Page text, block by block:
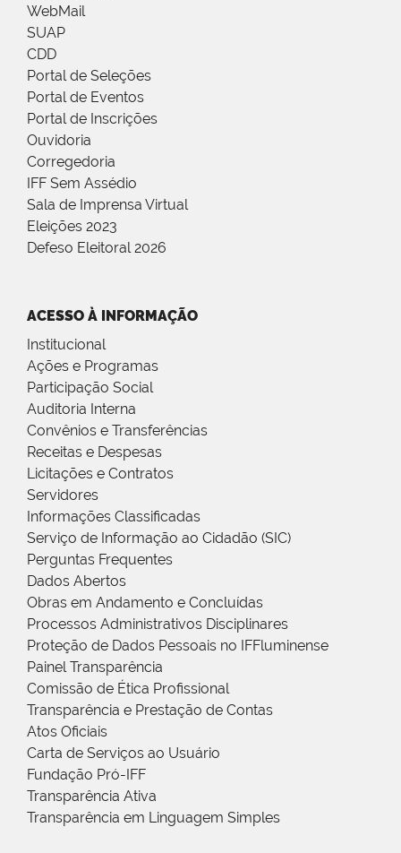
WebMail
SUAP
CDD
Portal de Seleções
Portal de Eventos
Portal de Inscrições
Ouvidoria
Corregedoria
IFF Sem Assédio
Sala de Imprensa Virtual
Eleições 2023
Defeso Eleitoral 2026
ACESSO À INFORMAÇÃO
Institucional
Ações e Programas
Participação Social
Auditoria Interna
Convênios e Transferências
Receitas e Despesas
Licitações e Contratos
Servidores
Informações Classificadas
Serviço de Informação ao Cidadão (SIC)
Perguntas Frequentes
Dados Abertos
Obras em Andamento e Concluídas
Processos Administrativos Disciplinares
Proteção de Dados Pessoais no IFFluminense
Painel Transparência
Comissão de Ética Profissional
Transparência e Prestação de Contas
Atos Oficiais
Carta de Serviços ao Usuário
Fundação Pró-IFF
Transparência Ativa
Transparência em Linguagem Simples